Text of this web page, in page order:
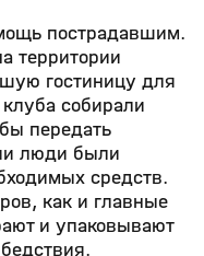
пострадавшим.
территории
гостиницу для
собирали
передать
люди были
средств.
как и главные
и упаковывают